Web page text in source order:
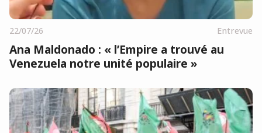
22/07/26 Entrevue
Ana Maldonado : « l’Empire a trouvé au
Venezuela notre unité populaire »